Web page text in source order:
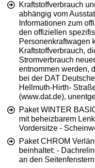
Kraftstoffverbrauch
abhängig vom
Informationen zum
den offiziellen
Personenkraftwagen
Kraftstoffverbrauch,
Stromverbrauch
entnommen werden,
bei der DAT
Hellmuth-Hirth-
(www.dat.de),
Paket WINTER
mit beheizbarem
Vordersitze -
Paket CHROM
beinhaltet: -
an den